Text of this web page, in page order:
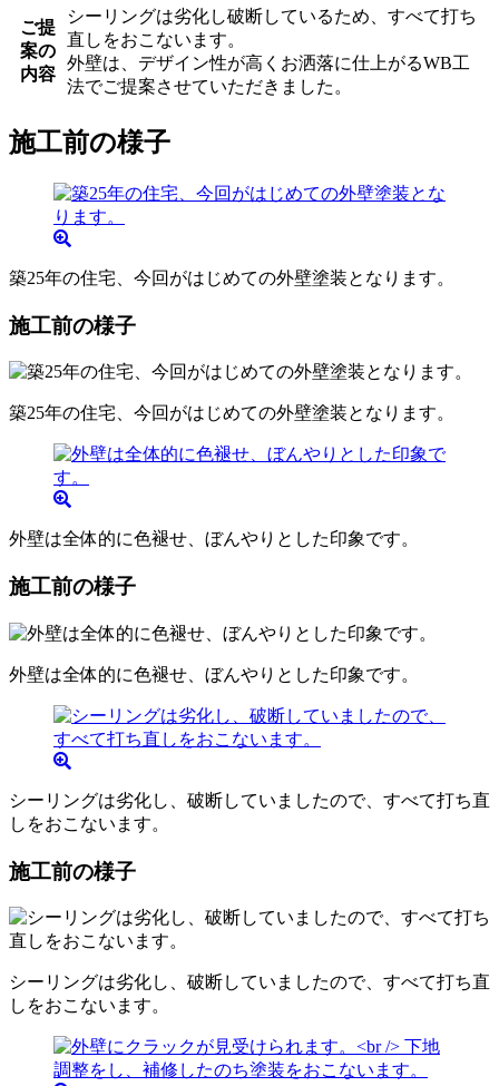
ご提
案の
内容
シーリングは劣化し破断しているため、すべて打ち
直しをおこないます。
外壁は、デザイン性が高くお洒落に仕上がるWB工
法でご提案させていただきました。
施工前の様子
築25年の住宅、今回がはじめての外壁塗装となります。
施工前の様子
築25年の住宅、今回がはじめての外壁塗装となります。
外壁は全体的に色褪せ、ぼんやりとした印象です。
施工前の様子
外壁は全体的に色褪せ、ぼんやりとした印象です。
シーリングは劣化し、破断していましたので、すべて打ち直
しをおこないます。
施工前の様子
シーリングは劣化し、破断していましたので、すべて打ち直
しをおこないます。